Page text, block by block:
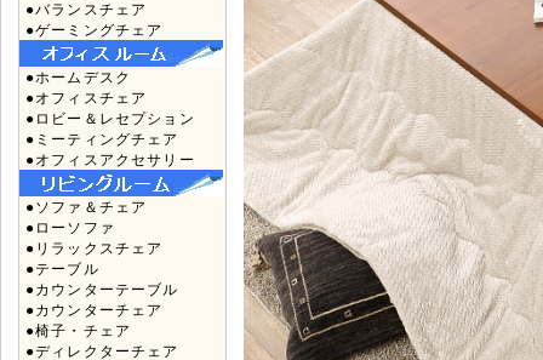
●バランスチェア
●ゲーミングチェア
●ホームデスク
●オフィスチェア
●ロビー＆レセプション
●ミーティングチェア
●オフィスアクセサリー
●ソファ＆チェア
●ローソファ
●リラックスチェア
●テーブル
●カウンターテーブル
●カウンターチェア
●椅子・チェア
●ディレクターチェア